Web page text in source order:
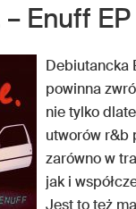
Enuff EP
Debiutancka
powinna
nie tylko
utworów r&b
zarówno w
jak i
Jest to też